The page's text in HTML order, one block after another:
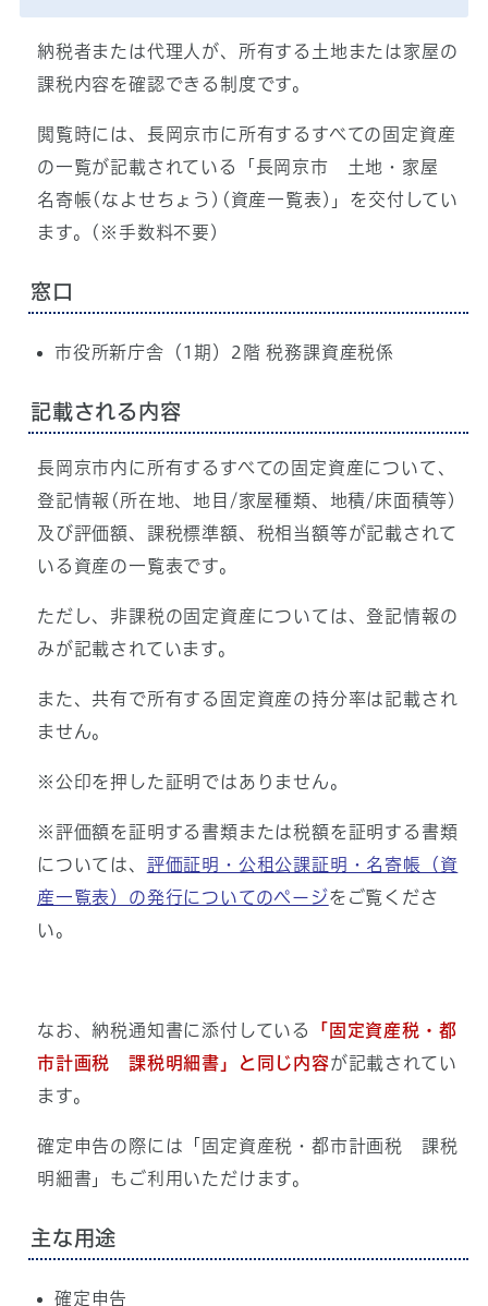
納税者または代理人が、所有する土地または家屋の
課税内容を確認できる制度です。
閲覧時には、長岡京市に所有するすべての固定資産
の一覧が記載されている「長岡京市 土地・家屋
名寄帳(なよせちょう)(資産一覧表)」を交付してい
ます。(※手数料不要)
窓口
市役所新庁舎（1期）2階 税務課資産税係
記載される内容
長岡京市内に所有するすべての固定資産について、
登記情報(所在地、地目/家屋種類、地積/床面積等)
及び評価額、課税標準額、税相当額等が記載されて
いる資産の一覧表です。
ただし、非課税の固定資産については、登記情報の
みが記載されています。
また、共有で所有する固定資産の持分率は記載され
ません。
※公印を押した証明ではありません。
※評価額を証明する書類または税額を証明する書類
については、 評価証明・公租公課証明・名寄帳（資
産一覧表）の発行についてのページをご覧くださ
い。
なお、納税通知書に添付している
「固定資産税・都
市計画税 課税明細書」と同じ内容が記載されてい
ます。
確定申告の際には「固定資産税・都市計画税 課税
明細書」もご利用いただけます。
主な用途
確定申告